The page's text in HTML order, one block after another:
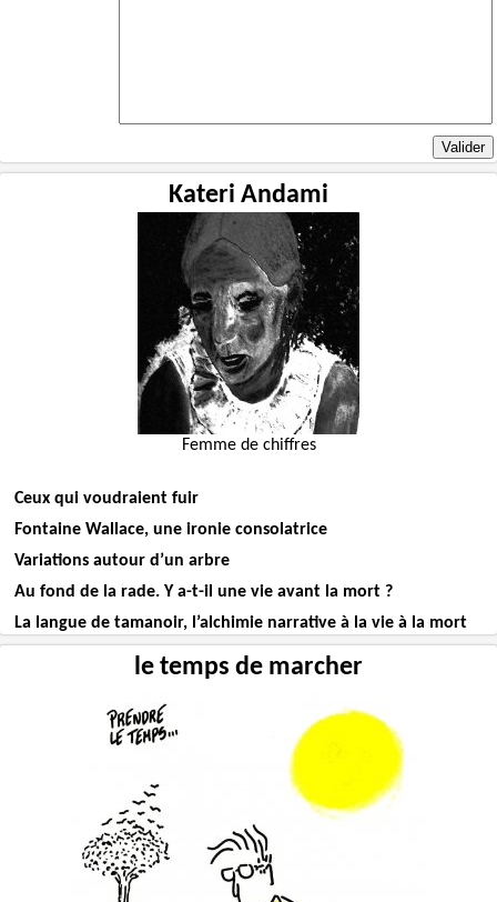
Kateri Andami
Femme de chiffres
Ceux qui voudraient fuir
Fontaine Wallace, une ironie consolatrice
Variations autour d’un arbre
Au fond de la rade. Y a-t-il une vie avant la mort ?
La langue de tamanoir, l’alchimie narrative à la vie à la mort
le temps de marcher